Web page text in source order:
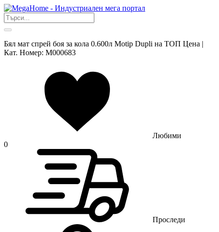
Бял мат спрей боя за кола 0.600л Motip Dupli на ТОП Цена |
Кат. Номер: M000683
Любими
0
Проследи